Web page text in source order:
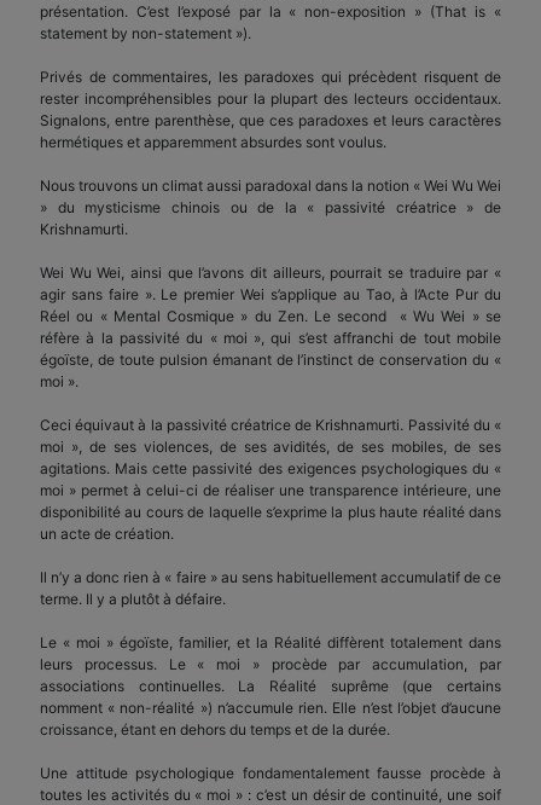
présentation. C’est l’exposé par la « non-exposition » (That is «
statement by non-statement »).
Privés de commentaires, les paradoxes qui précèdent risquent de
rester incompréhensibles pour la plupart des lecteurs occidentaux.
Signalons, entre parenthèse, que ces paradoxes et leurs caractères
hermétiques et apparemment absurdes sont voulus.
Nous trouvons un climat aussi paradoxal dans la notion « Wei Wu Wei
» du mysticisme chinois ou de la « passivité créatrice » de
Krishnamurti.
Wei Wu Wei, ainsi que l’avons dit ailleurs, pourrait se traduire par «
agir sans faire ». Le premier Wei s’applique au Tao, à l’Acte Pur du
Réel ou « Mental Cosmique » du Zen. Le second « Wu Wei » se
réfère à la passivité du « moi », qui s’est affranchi de tout mobile
égoïste, de toute pulsion émanant de l’instinct de conservation du «
moi ».
Ceci équivaut à la passivité créatrice de Krishnamurti. Passivité du «
moi », de ses violences, de ses avidités, de ses mobiles, de ses
agitations. Mais cette passivité des exigences psychologiques du «
moi » permet à celui-ci de réaliser une transparence intérieure, une
disponibilité au cours de laquelle s’exprime la plus haute réalité dans
un acte de création.
Il n’y a donc rien à « faire » au sens habituellement accumulatif de ce
terme. Il y a plutôt à défaire.
Le « moi » égoïste, familier, et la Réalité diffèrent totalement dans
leurs processus. Le « moi » procède par accumulation, par
associations continuelles. La Réalité suprême (que certains
nomment « non-réalité ») n’accumule rien. Elle n’est l’objet d’aucune
croissance, étant en dehors du temps et de la durée.
Une attitude psychologique fondamentalement fausse procède à
toutes les activités du « moi » : c’est un désir de continuité, une soif